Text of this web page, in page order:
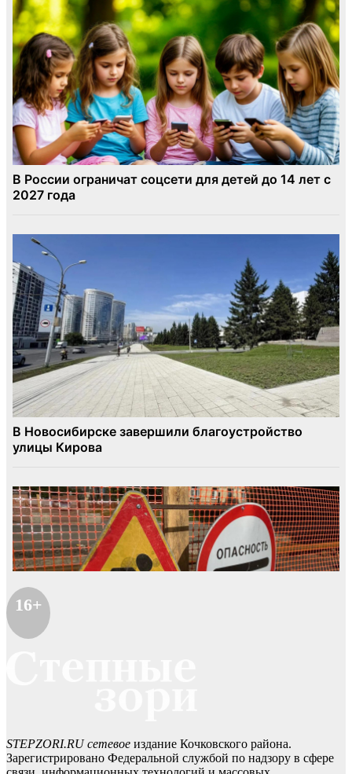
16+
STEPZORI.RU сетевое издание Кочковского района.
Зарегистрировано Федеральной службой по надзору в сфере